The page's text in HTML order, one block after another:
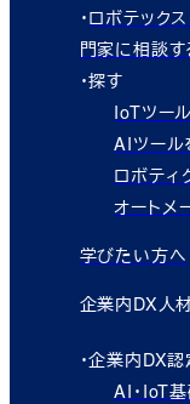
・ロボテック
門家に相談す
・探す
IoTツー
AIツール
ロボティ
オートメ
学びたい方へ
企業内DX人
・企業内DX
AI・IoT